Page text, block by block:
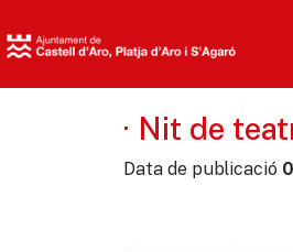
· Nit de
Data de publicació